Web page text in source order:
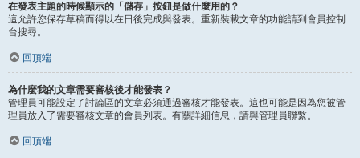
在發表主題的時候顯示的「儲存」按鈕是做什麼用的？
這允許您保存草稿而得以在日後完成與發表。重新裝載文章的功能請到會員控制
台搜尋。
回頂端
為什麼我的文章需要審核後才能發表？
管理員可能設定了討論區的文章必須通過審核才能發表。這也可能是因為您被管
理員放入了需要審核文章的會員列表。有關詳細信息，請與管理員聯繫。
回頂端